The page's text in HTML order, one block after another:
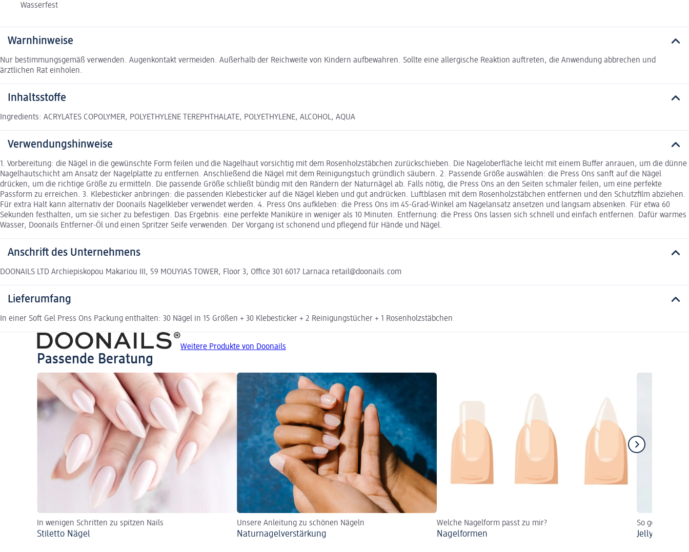
Wasserfest
Warnhinweise
Nur bestimmungsgemäß verwenden. Augenkontakt vermeiden. Außerhalb der Reichweite von Kindern aufbewahren. Sollte eine allergische Reaktion auftreten, die Anwendung abbrechen und
ärztlichen Rat einholen.
Inhaltsstoffe
Ingredients: ACRYLATES COPOLYMER, POLYETHYLENE TEREPHTHALATE, POLYETHYLENE, ALCOHOL, AQUA
Verwendungshinweise
1. Vorbereitung: die Nägel in die gewünschte Form feilen und die Nagelhaut vorsichtig mit dem Rosenholzstäbchen zurückschieben. Die Nageloberfläche leicht mit einem Buffer anrauen, um die dünne
Nagelhautschicht am Ansatz der Nagelplatte zu entfernen. Anschließend die Nägel mit dem Reinigungstuch gründlich säubern. 2. Passende Größe auswählen: die Press Ons sanft auf die Nägel
drücken, um die richtige Größe zu ermitteln. Die passende Größe schließt bündig mit den Rändern der Naturnägel ab. Falls nötig, die Press Ons an den Seiten schmaler feilen, um eine perfekte
Passform zu erreichen. 3. Klebesticker anbringen: die passenden Klebesticker auf die Nägel kleben und gut andrücken. Luftblasen mit dem Rosenholzstäbchen entfernen und den Schutzfilm abziehen.
Für extra Halt kann alternativ der Doonails Nagelkleber verwendet werden. 4. Press Ons aufkleben: die Press Ons im 45-Grad-Winkel am Nagelansatz ansetzen und langsam absenken. Für etwa 60
Sekunden festhalten, um sie sicher zu befestigen. Das Ergebnis: eine perfekte Maniküre in weniger als 10 Minuten. Entfernung: die Press Ons lassen sich schnell und einfach entfernen. Dafür warmes
Wasser, Doonails Entferner-Öl und einen Spritzer Seife verwenden. Der Vorgang ist schonend und pflegend für Hände und Nägel.
Anschrift des Unternehmens
DOONAILS LTD Archiepiskopou Makariou III, 59 MOUYIAS TOWER, Floor 3, Office 301 6017 Larnaca retail@doonails.com
Lieferumfang
In einer Soft Gel Press Ons Packung enthalten: 30 Nägel in 15 Größen + 30 Klebesticker + 2 Reinigungstücher + 1 Rosenholzstäbchen
Weitere Produkte von Doonails
Passende Beratung
In wenigen Schritten zu spitzen Nails
Stiletto Nägel
Unsere Anleitung zu schönen Nägeln
Naturnagelverstärkung
Welche Nagelform passt zu mir?
Nagelformen
So gelingen
Jelly Nails